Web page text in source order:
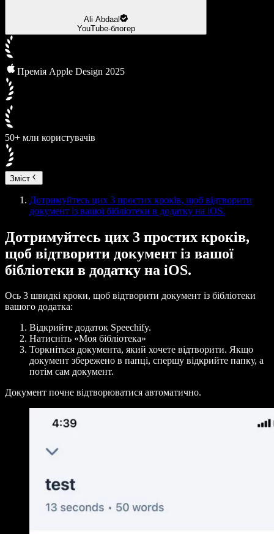
Ali Abdaal
YouTube-блогер
Премія Apple Design 2025
50+ млн користувачів
Зміст
Дотримуйтесь цих 3 простих кроків, щоб відтворити
документ із вашої бібліотеки в додатку на iOS.
Дотримуйтесь цих 3 простих кроків,
щоб відтворити документ із вашої
бібліотеки в додатку на iOS.
Ось 3 швидкі кроки, щоб відтворити документ із бібліотеки
вашого додатка:
Відкрийте додаток Speechify.
Натисніть «Моя бібліотека»
Торкніться документа, який хочете відтворити. Якщо
документ збережено в папці, спершу відкрийте папку, а
потім сам документ.
Документ почне відтворюватися автоматично.